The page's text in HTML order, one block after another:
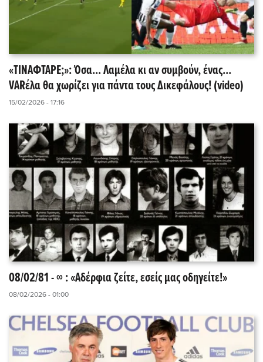
«ΤΙΝΑΦΤΑΡΕ;»: Όσα... Λαμέλα κι αν συμβούν, ένας...
VARέλα θα χωρίζει για πάντα τους Δικεφάλους! (video)
15/02/2026 - 17:16
08/02/81 - ∞ : «Αδέρφια ζείτε, εσείς μας οδηγείτε!»
08/02/2026 - 01:00